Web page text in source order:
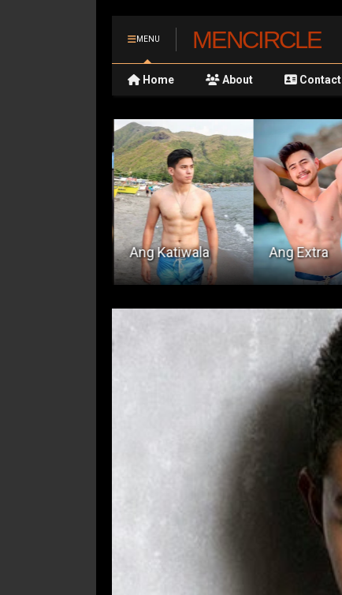
MENU MENCIRCLE
Home About Contact
Ang Katiwala Ang Extra